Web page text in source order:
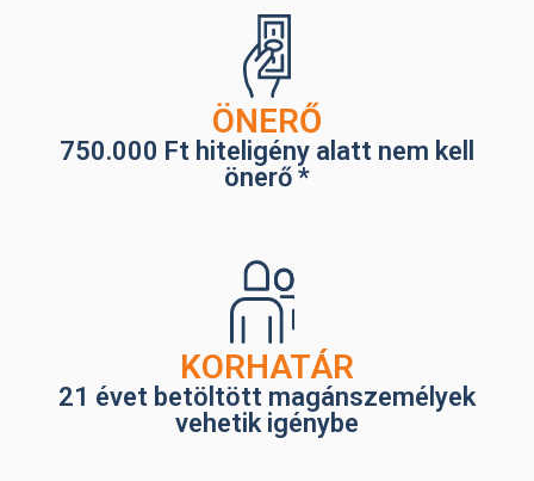
ÖNERŐ
750.000 Ft hiteligény alatt nem kell
önerő *
KORHATÁR
21 évet betöltött magánszemélyek
vehetik igénybe